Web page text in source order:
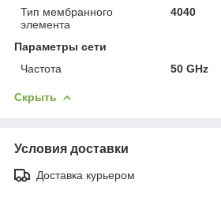
Тип мембранного
элемента
4040
Параметры сети
Частота
50 GHz
Скрыть
Условия доставки
Доставка курьером